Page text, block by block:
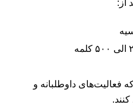
از:
فعالیت‌های داوطلبانه و